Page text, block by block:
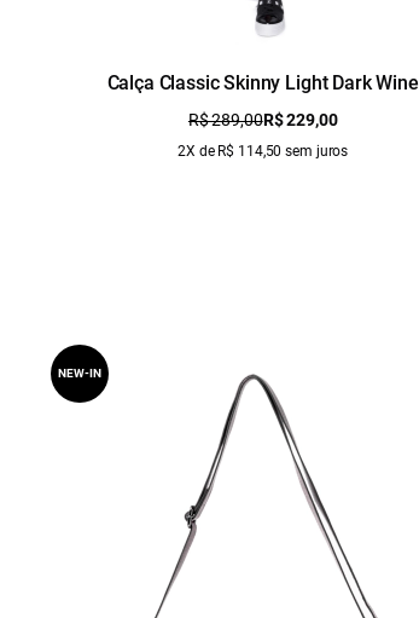
Calça Classic Skinny Light Dark Wine
R$ 289,00R$ 229,00
2X de R$ 114,50 sem juros
NEW-IN